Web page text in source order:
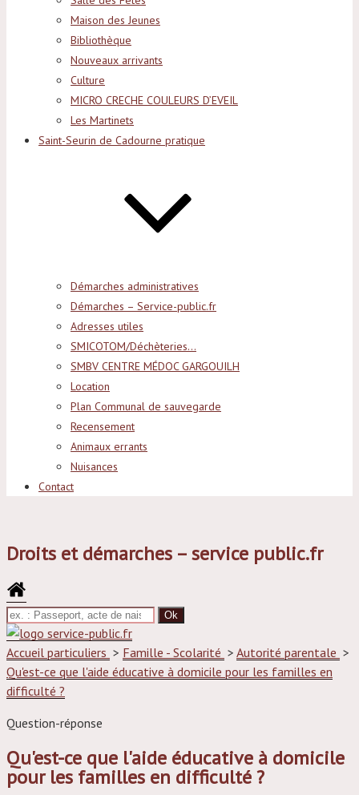
Maison des Jeunes
Bibliothèque
Nouveaux arrivants
Culture
MICRO CRECHE COULEURS D’EVEIL
Les Martinets
Saint-Seurin de Cadourne pratique
Démarches administratives
Démarches – Service-public.fr
Adresses utiles
SMICOTOM/Déchèteries…
SMBV CENTRE MÉDOC GARGOUILH
Location
Plan Communal de sauvegarde
Recensement
Animaux errants
Nuisances
Contact
Saint-Seurin-de-Cadourne
Droits et démarches – service public.fr
Accueil particuliers > Famille - Scolarité > Autorité parentale >
Qu'est-ce que l'aide éducative à domicile pour les familles en
difficulté ?
Question-réponse
Qu'est-ce que l'aide éducative à domicile
pour les familles en difficulté ?